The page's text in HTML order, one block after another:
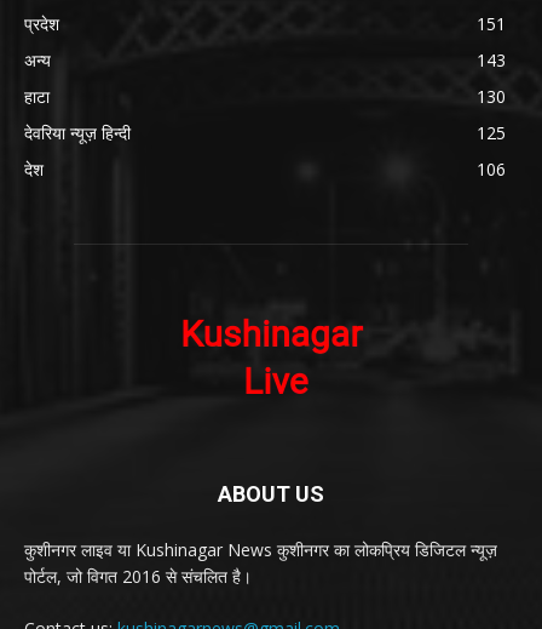
प्रदेश
151
अन्य
143
हाटा
130
देवरिया न्यूज़ हिन्दी
125
देश
106
ABOUT US
कुशीनगर लाइव या Kushinagar News कुशीनगर का लोकप्रिय डिजिटल न्यूज़
पोर्टल, जो विगत 2016 से संचलित है।